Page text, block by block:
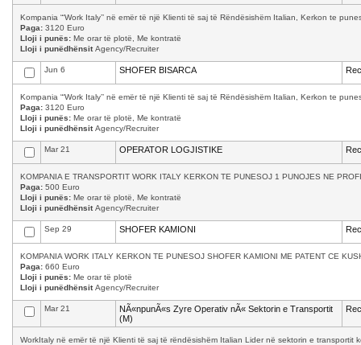
Kompania “‘Work Italy’’ në emër të një Klienti të saj të Rëndësishëm Italian, Kerkon te
Paga: 3120 Euro
Lloji i punës: Me orar të plotë, Me kontratë
Lloji i punëdhënsitAgency/Recruiter
Jun 6 SHOFER BISARCA
Kompania “‘Work Italy’’ në emër të një Klienti të saj të Rëndësishëm Italian, Kerkon te
Paga: 3120 Euro
Lloji i punës: Me orar të plotë, Me kontratë
Lloji i punëdhënsitAgency/Recruiter
Mar 21 OPERATOR LOGJISTIKE
KOMPANIA E TRANSPORTIT WORK ITALY KERKON TE PUNESOJ 1 PUNOJES NE
Paga: 500 Euro
Lloji i punës: Me orar të plotë, Me kontratë
Lloji i punëdhënsitAgency/Recruiter
Sep 29 SHOFER KAMIONI
KOMPANIA WORK ITALY KERKON TE PUNESOJ SHOFER KAMIONI ME PATENT CE
Paga: 660 Euro
Lloji i punës: Me orar të plotë
Lloji i punëdhënsitAgency/Recruiter
Mar 21
NÃ«npunÃ«s Zyre Operativ nÃ« Sektorin e Transportit
(M)
WorkItaly në emër të një Klienti të saj të rëndësishëm Italian Lider në sektorin e transportit